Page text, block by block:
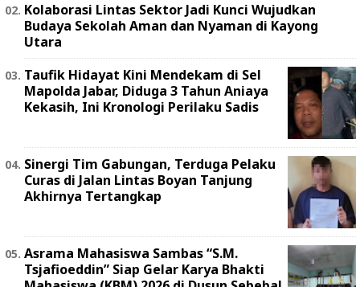
Kolaborasi Lintas Sektor Jadi Kunci Wujudkan
Budaya Sekolah Aman dan Nyaman di Kayong
Utara
Taufik Hidayat Kini Mendekam di Sel
Mapolda Jabar, Diduga 3 Tahun Aniaya
Kekasih, Ini Kronologi Perilaku Sadis
Sinergi Tim Gabungan, Terduga Pelaku
Curas di Jalan Lintas Boyan Tanjung
Akhirnya Tertangkap
Asrama Mahasiswa Sambas “S.M.
Tsjafioeddin” Siap Gelar Karya Bhakti